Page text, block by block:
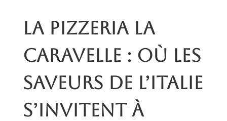
La pizzeria La
Caravelle : où les
saveurs de l’Italie
s’invitent à